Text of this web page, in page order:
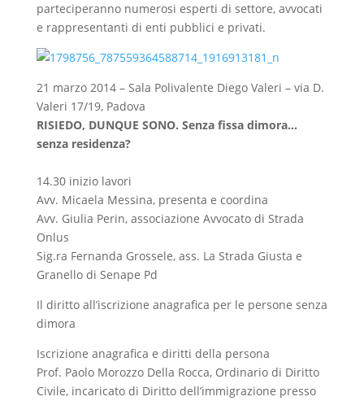
parteciperanno numerosi esperti di settore, avvocati
e rappresentanti di enti pubblici e privati.
21 marzo 2014 – Sala Polivalente Diego Valeri – via D.
Valeri 17/19, Padova
RISIEDO, DUNQUE SONO. Senza fissa dimora…
senza residenza?
14.30 inizio lavori
Avv. Micaela Messina, presenta e coordina
Avv. Giulia Perin, associazione Avvocato di Strada
Onlus
Sig.ra Fernanda Grossele, ass. La Strada Giusta e
Granello di Senape Pd
Il diritto all’iscrizione anagrafica per le persone senza
dimora
Iscrizione anagrafica e diritti della persona
Prof. Paolo Morozzo Della Rocca, Ordinario di Diritto
Civile, incaricato di Diritto dell’immigrazione presso